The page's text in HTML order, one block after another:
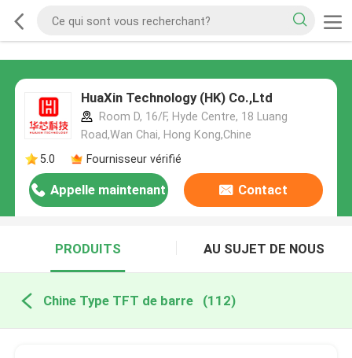
HuaXin Technology (HK) Co.,Ltd
Room D, 16/F, Hyde Centre, 18 Luang
Road,Wan Chai, Hong Kong,Chine
5.0
Fournisseur vérifié
Appelle maintenant Contact
PRODUITS AU SUJET DE NOUS
Chine Type TFT de barre (112)